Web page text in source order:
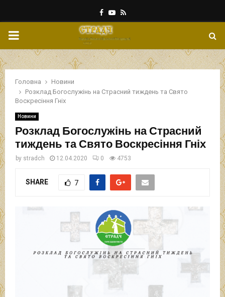
Facebook
Youtube
Rss
PRIMARY
MENU
Головна
Новини
Розклад Богослужінь на Страсний тиждень та Свято
Воскресіння Гніх
Новини
Розклад Богослужінь на Страсний
тиждень та Свято Воскресіння Гніх
by stradch 12.04.2020 0 4753
SHARE 7